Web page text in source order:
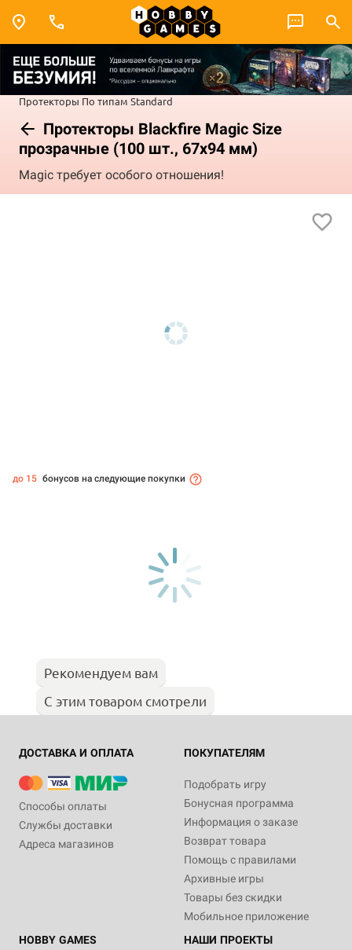
Протекторы По типам Standard
Протекторы Blackfire Magic Size
прозрачные (100 шт., 67x94 мм)
Magic требует особого отношения!
до 15 бонусов на следующие покупки
Рекомендуем вам
С этим товаром смотрели
ДОСТАВКА И ОПЛАТА
Способы оплаты
Службы доставки
Адреса магазинов
ПОКУПАТЕЛЯМ
Подобрать игру
Бонусная программа
Информация о заказе
Возврат товара
Помощь с правилами
Архивные игры
Товары без скидки
Мобильное приложение
HOBBY GAMES
НАШИ ПРОЕКТЫ